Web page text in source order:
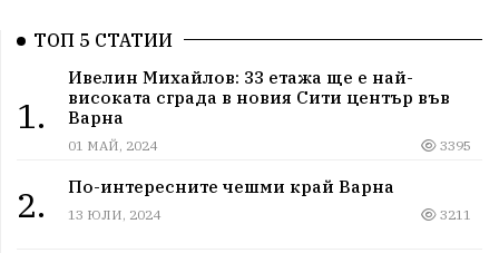
ТОП 5 СТАТИИ
1.
Ивелин Михайлов: 33 етажа ще е най-
високата сграда в новия Сити център във
Варна
01 МАЙ, 2024 3395
2. По-интересните чешми край Варна
13 ЮЛИ, 2024 3211